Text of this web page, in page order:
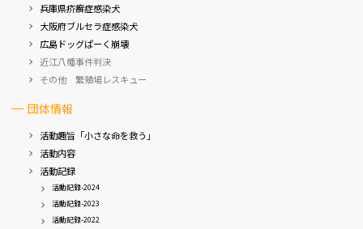
兵庫県疥癬症感染犬
大阪府ブルセラ症感染犬
広島ドッグぱーく崩壊
近江八幡事件判決
その他 繁殖場レスキュー
団体情報
活動趣旨「小さな命を救う」
活動内容
活動記録
活動記録-2024
活動記録-2023
活動記録-2022